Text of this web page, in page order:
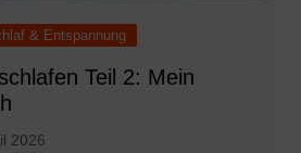
& Entspannung
Teil 2: Mein
2026